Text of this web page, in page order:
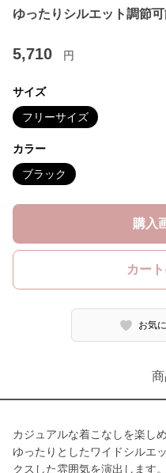
ゆったりシルエット調節
5,710 円
サイズ
フリーサイズ
カラー
ブラック
購入
カー
お気
カジュアルな着こなしを楽し
ゆったりとしたワイドシルエ
クスした雰囲気を演出します。